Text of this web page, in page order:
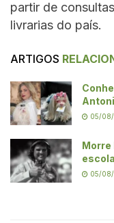
partir de
livrarias do país.
ARTIGOS
05/
Morre
05/